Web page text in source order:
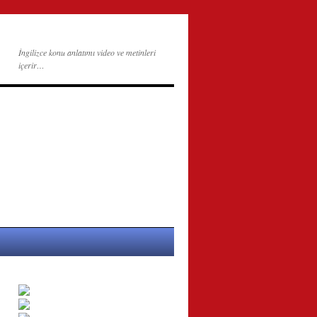
İngilizce konu anlatımı video ve metinleri
içerir…